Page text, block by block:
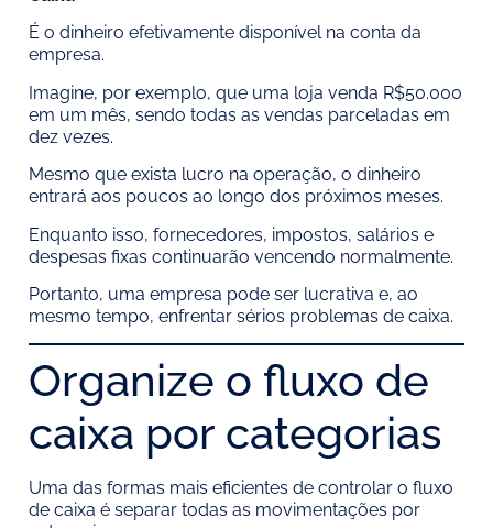
É o dinheiro efetivamente disponível na conta da
empresa.
Imagine, por exemplo, que uma loja venda R$50.000
em um mês, sendo todas as vendas parceladas em
dez vezes.
Mesmo que exista lucro na operação, o dinheiro
entrará aos poucos ao longo dos próximos meses.
Enquanto isso, fornecedores, impostos, salários e
despesas fixas continuarão vencendo normalmente.
Portanto, uma empresa pode ser lucrativa e, ao
mesmo tempo, enfrentar sérios problemas de caixa.
Organize o fluxo de
caixa por categorias
Uma das formas mais eficientes de controlar o fluxo
de caixa é separar todas as movimentações por